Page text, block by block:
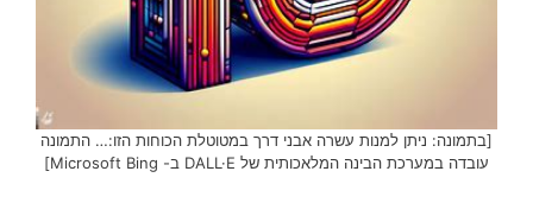
[בתמונה: ניתן למנות עשרה אבני דרך במטוטלת הכוחות הזו:… התמונה
עובדה במערכת הבינה המלאכותית של DALL·E ב- Microsoft Bing]